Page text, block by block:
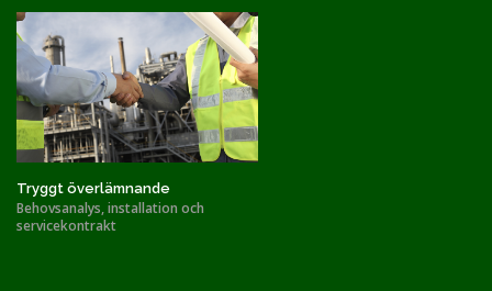
Tryggt överlämnande
Behovsanalys, installation och
servicekontrakt